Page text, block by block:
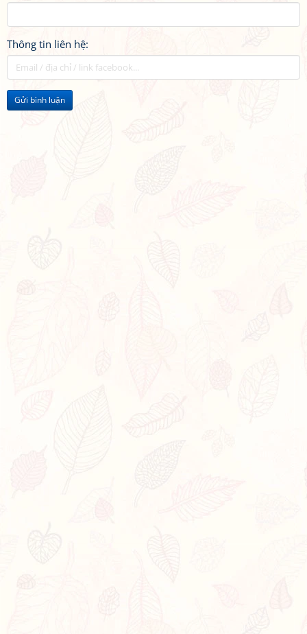
Thông tin liên hệ:
Gửi bình luận